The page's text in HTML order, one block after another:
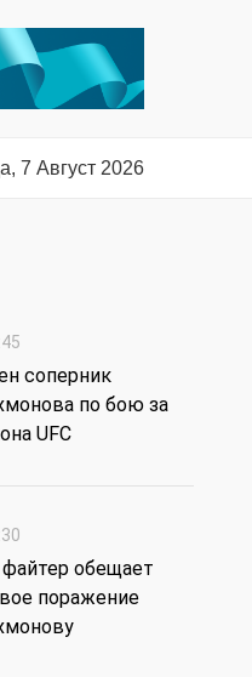
7 Август 2026
соперник
по бою за
UFC
обещает
поражение